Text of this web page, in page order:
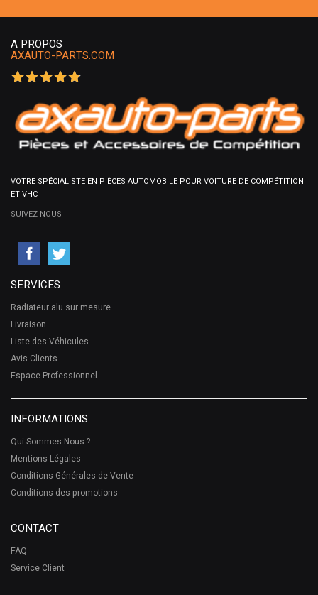
A PROPOS
AXAUTO-PARTS.COM
VOTRE SPÉCIALISTE EN PIÈCES AUTOMOBILE POUR VOITURE DE COMPÉTITION
ET VHC
SUIVEZ-NOUS
SERVICES
Radiateur alu sur mesure
Livraison
Liste des Véhicules
Avis Clients
Espace Professionnel
INFORMATIONS
Qui Sommes Nous ?
Mentions Légales
Conditions Générales de Vente
Conditions des promotions
CONTACT
FAQ
Service Client